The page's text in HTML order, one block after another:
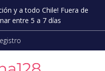
y a todo Chile! Fuera de
entre 5 a 7 días